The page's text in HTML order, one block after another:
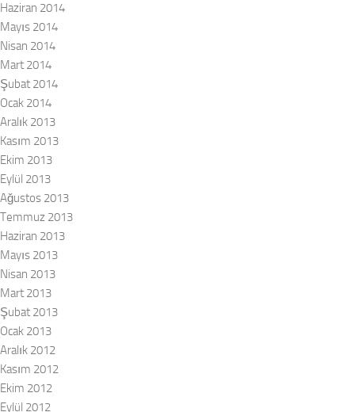
Haziran 2014
Mayıs 2014
Nisan 2014
Mart 2014
Şubat 2014
Ocak 2014
Aralık 2013
Kasım 2013
Ekim 2013
Eylül 2013
Ağustos 2013
Temmuz 2013
Haziran 2013
Mayıs 2013
Nisan 2013
Mart 2013
Şubat 2013
Ocak 2013
Aralık 2012
Kasım 2012
Ekim 2012
Eylül 2012